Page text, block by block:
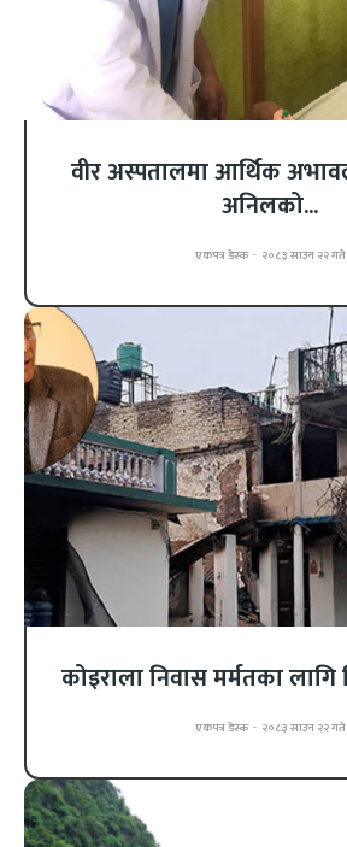
वीर अस्पतालमा आर्थिक
अनिलको...
एकपत्र डेस्क - २०८३ साउन २२ गते
कोइराला निवास मर्मतका लागि
एकपत्र डेस्क - २०८३ साउन २२ गते